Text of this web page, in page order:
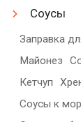
Соусы
Заправка
Майонез
Кетчуп
Соусы к